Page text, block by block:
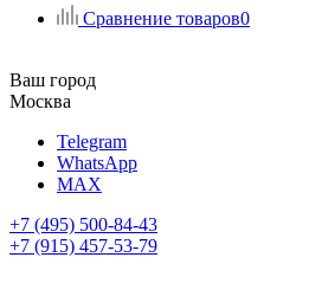
Сравнение товаров0
Ваш город
Москва
Telegram
WhatsApp
MAX
+7 (495) 500-84-43
+7 (915) 457-53-79